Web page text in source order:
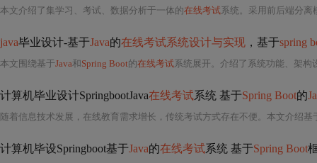
本文介绍了集学习、考试、数据分析于一体的在线考试系统。采用前后端分离模
java毕业设计-基于Java的在线考试系统设计与实现 ，基于spring
本文围绕基于Java和Spring Boot的在线考试系统展开。介绍了系统功能、架构
计算机毕业设计SpringbootJava在线考试系统 基于Spring Boot的
随着信息技术发展，在线教育需求增长，传统考试方式存在不便。本文介绍基
计算机毕设Springboot基于Java的在线考试系统 基于Spring Boot